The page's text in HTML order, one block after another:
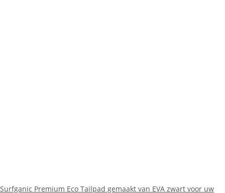
Surfganic Premium Eco Tailpad gemaakt van EVA zwart voor uw